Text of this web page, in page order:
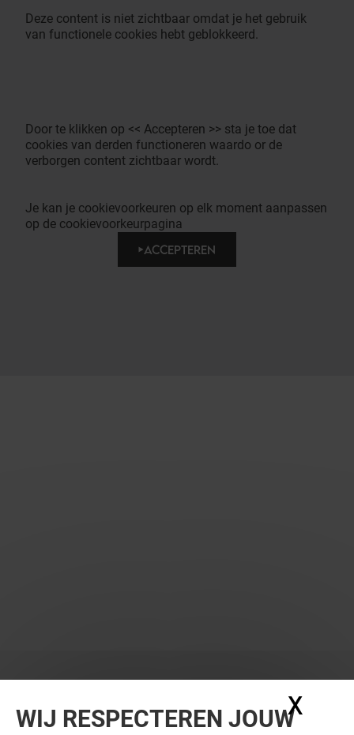
Deze content is niet zichtbaar omdat je het gebruik
van functionele cookies hebt geblokkeerd.
Door te klikken op << Accepteren >> sta je toe dat
cookies van derden functioneren waardo or de
verborgen content zichtbaar wordt.
Je kan je cookievoorkeuren op elk moment aanpassen
op de cookievoorkeurpagina
ACCEPTEREN
WIL JE MEER ZIEN? DIT VIND JE VAST
OOK LEUK
WIJ RESPECTEREN JOUWX